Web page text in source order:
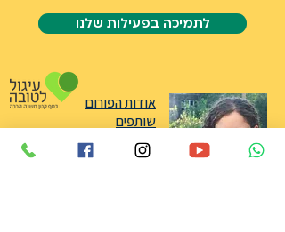
לתמיכה בפעילות שלנו
אודות הפורום
שותפים
אודות מיכל סלה ז״ל
תרומה